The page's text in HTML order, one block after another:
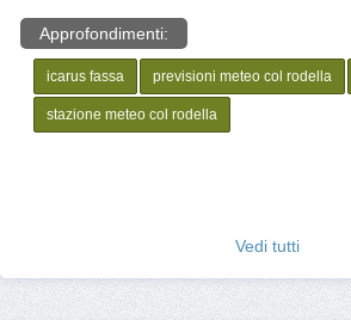
Approfondimenti:
icarus fassa previsioni meteo col rodella
stazione meteo col rodella
Vedi tutti